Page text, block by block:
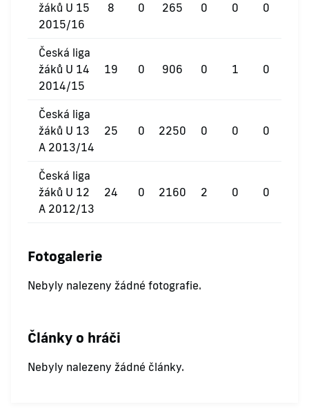
žáků U 15
2015/16
8 0 265 0 0 0
Česká liga
žáků U 14
2014/15
19 0 906 0 1 0
Česká liga
žáků U 13
A 2013/14
25 0 2250 0 0 0
Česká liga
žáků U 12
A 2012/13
24 0 2160 2 0 0
Fotogalerie
Nebyly nalezeny žádné fotografie.
Články o hráči
Nebyly nalezeny žádné články.